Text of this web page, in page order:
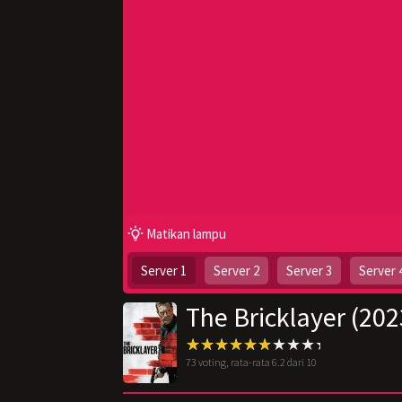
Matikan lampu
Server 1 Server 2 Server 3 Server
The Bricklayer
73 voting, rata-rata 6.2 dari 10